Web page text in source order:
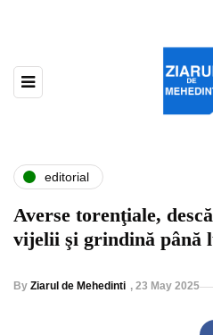
editorial
Averse torenţiale,
vijelii şi grindină până
By Ziarul de Mehedinti , 23 May 2025